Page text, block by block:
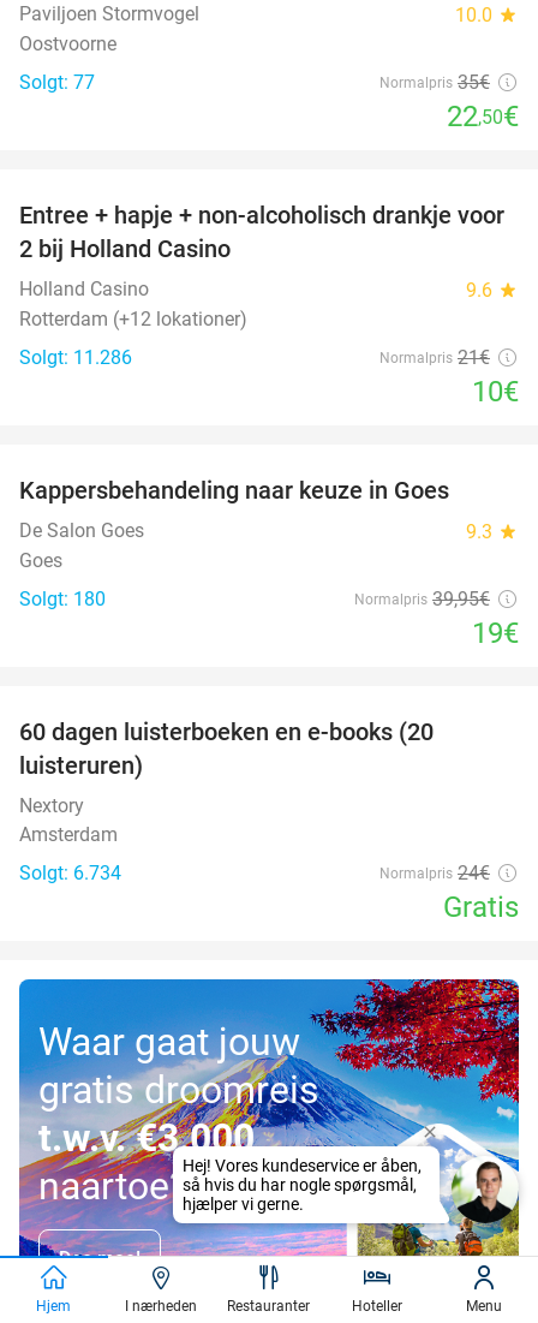
Paviljoen Stormvogel 10.0 star
Oostvoorne
Solgt: 77
Normalpris 35€
22,50€
52%
Entree + hapje + non-alcoholisch drankje voor
2 bij Holland Casino
Holland Casino 9.6 star
Rotterdam (+12 lokationer)
Solgt: 11.286
Normalpris 21€
10€
Kappersbehandeling naar keuze in Goes
De Salon Goes 9.3 star
Goes
Solgt: 180
Normalpris 39,95€
19€
60 dagen luisterboeken en e-books (20
luisteruren)
Nextory
Amsterdam
Solgt: 6.734
Normalpris 24€
Gratis
Waar gaat jouw
gratis droomreis
t.w.v. €3.000
naartoe?
Doe mee!
Hjem I nærheden Restauranter Hoteller Menu